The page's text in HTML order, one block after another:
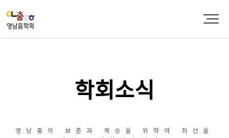
학회소식
영남춤의 보존과 계승을 위하여 최선을